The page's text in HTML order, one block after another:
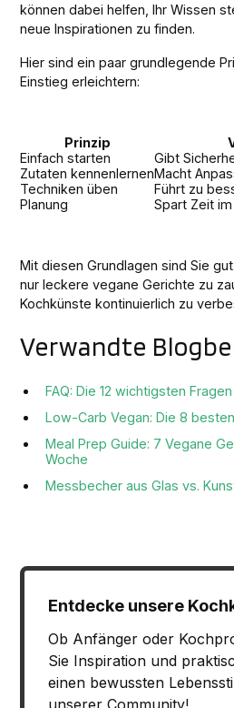
können dabei helfen, Ihr Wissen
neue Inspirationen zu finden.
Hier sind ein paar grundlegende
Einstieg erleichtern:
Prinzip
Einfach starten
Gibt
Zutaten kennenlernenMacht
Techniken üben
Führt zu
Planung
Spart Zeit
Mit diesen Grundlagen sind Sie
nur leckere vegane Gerichte zu
Kochkünste kontinuierlich zu
Verwandte
FAQ: Die 12 wichtigsten
Low-Carb Vegan: Die 8
Meal Prep Guide: 7 Vegane
Woche
Messbecher aus Glas vs.
Entdecke unsere
Ob Anfänger oder
Sie Inspiration und
einen bewussten
unserer Community!